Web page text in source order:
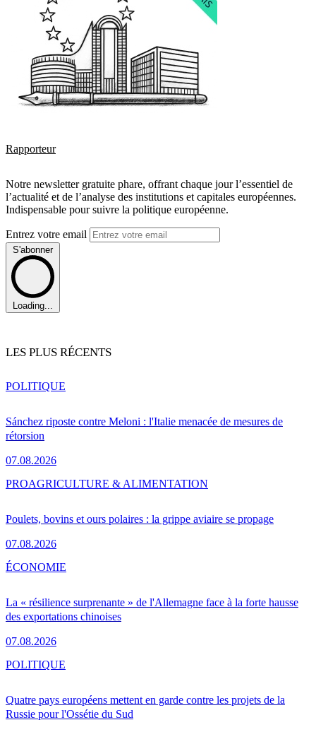
Rapporteur
Notre newsletter gratuite phare, offrant chaque jour l’essentiel de
l’actualité et de l’analyse des institutions et capitales européennes.
Indispensable pour suivre la politique européenne.
Entrez votre email
S'abonner
Loading...
LES PLUS RÉCENTS
Sánchez riposte contre Meloni : l'Italie menacée de mesures de
rétorsion
07.08.2026
POLITIQUE
Poulets, bovins et ours polaires : la grippe aviaire se propage
07.08.2026
PROAGRICULTURE & ALIMENTATION
La « résilience surprenante » de l'Allemagne face à la forte hausse
des exportations chinoises
07.08.2026
ÉCONOMIE
Quatre pays européens mettent en garde contre les projets de la
Russie pour l'Ossétie du Sud
POLITIQUE